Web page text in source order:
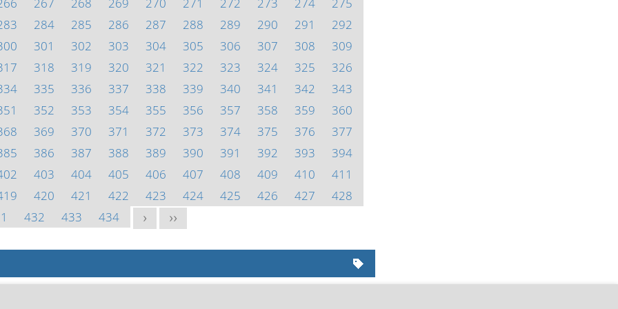
284 285 286 287 288 289 290 291
292
301 302 303 304 305 306 307 308
309
318 319 320 321 322 323 324 325
326
335 336 337 338 339 340 341 342
343
352 353 354 355 356 357 358 359
360
369 370 371 372 373 374 375 376
377
386 387 388 389 390 391 392 393
394
403 404 405 406 407 408 409 410
411
420 421 422 423 424 425 426 427
428
432 433 434 > >>